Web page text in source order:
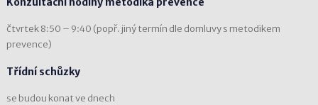
čtvrtek 8:50 – 9:40 (popř. jiný termín dle domluvy s metodikem
prevence)
Třídní schůzky
se budou konat ve dnech